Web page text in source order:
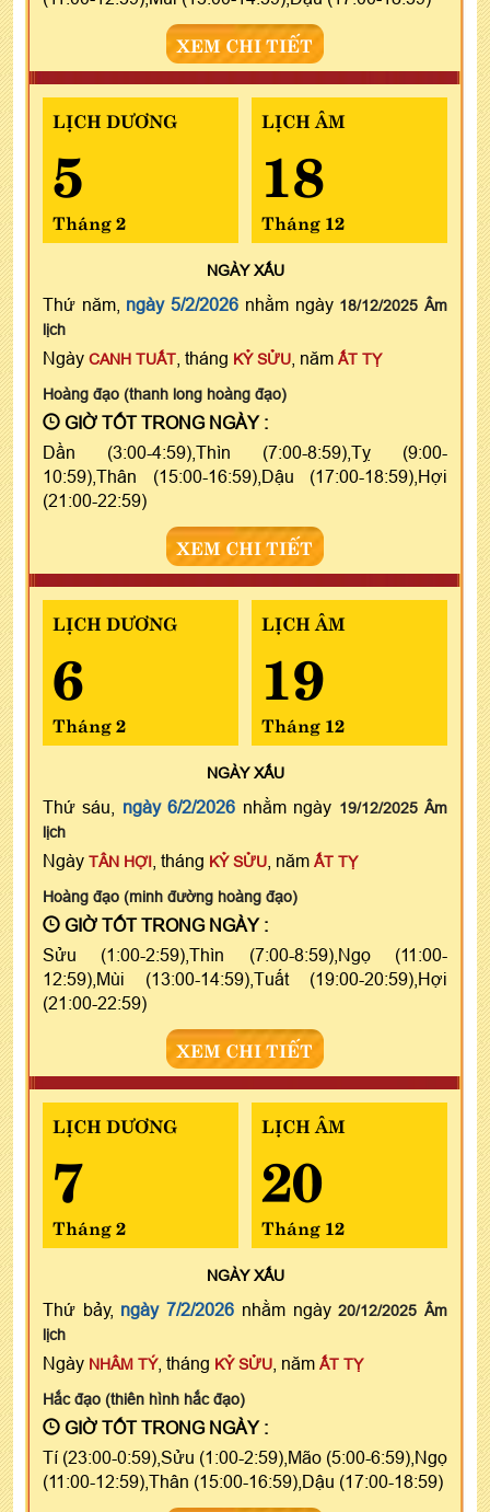
XEM CHI TIẾT
LỊCH DƯƠNG
5
Tháng 2
LỊCH ÂM
18
Tháng 12
NGÀYXẤU
Thứ năm, ngày 5/2/2026 nhằm ngày 18/12/2025 Âm
lịch
Ngày CANH TUẤT , tháng KỶ SỬU , năm ẤT TỴ
Hoàng đạo (thanh long hoàng đạo)
GIỜ TỐT TRONG NGÀY :
Dần (3:00-4:59),Thìn (7:00-8:59),Tỵ (9:00-
10:59),Thân (15:00-16:59),Dậu (17:00-18:59),Hợi
(21:00-22:59)
XEM CHI TIẾT
LỊCH DƯƠNG
6
Tháng 2
LỊCH ÂM
19
Tháng 12
NGÀYXẤU
Thứ sáu, ngày 6/2/2026 nhằm ngày 19/12/2025 Âm
lịch
Ngày TÂN HỢI , tháng KỶ SỬU , năm ẤT TỴ
Hoàng đạo (minh đường hoàng đạo)
GIỜ TỐT TRONG NGÀY :
Sửu (1:00-2:59),Thìn (7:00-8:59),Ngọ (11:00-
12:59),Mùi (13:00-14:59),Tuất (19:00-20:59),Hợi
(21:00-22:59)
XEM CHI TIẾT
LỊCH DƯƠNG
7
Tháng 2
LỊCH ÂM
20
Tháng 12
NGÀYXẤU
Thứ bảy, ngày 7/2/2026 nhằm ngày20/12/2025 Âm
lịch
Ngày NHÂM TÝ, tháng KỶ SỬU , năm ẤT TỴ
Hắc đạo (thiên hình hắc đạo)
GIỜ TỐT TRONG NGÀY :
Tí (23:00-0:59),Sửu (1:00-2:59),Mão (5:00-6:59),Ngọ
(11:00-12:59),Thân (15:00-16:59),Dậu (17:00-18:59)